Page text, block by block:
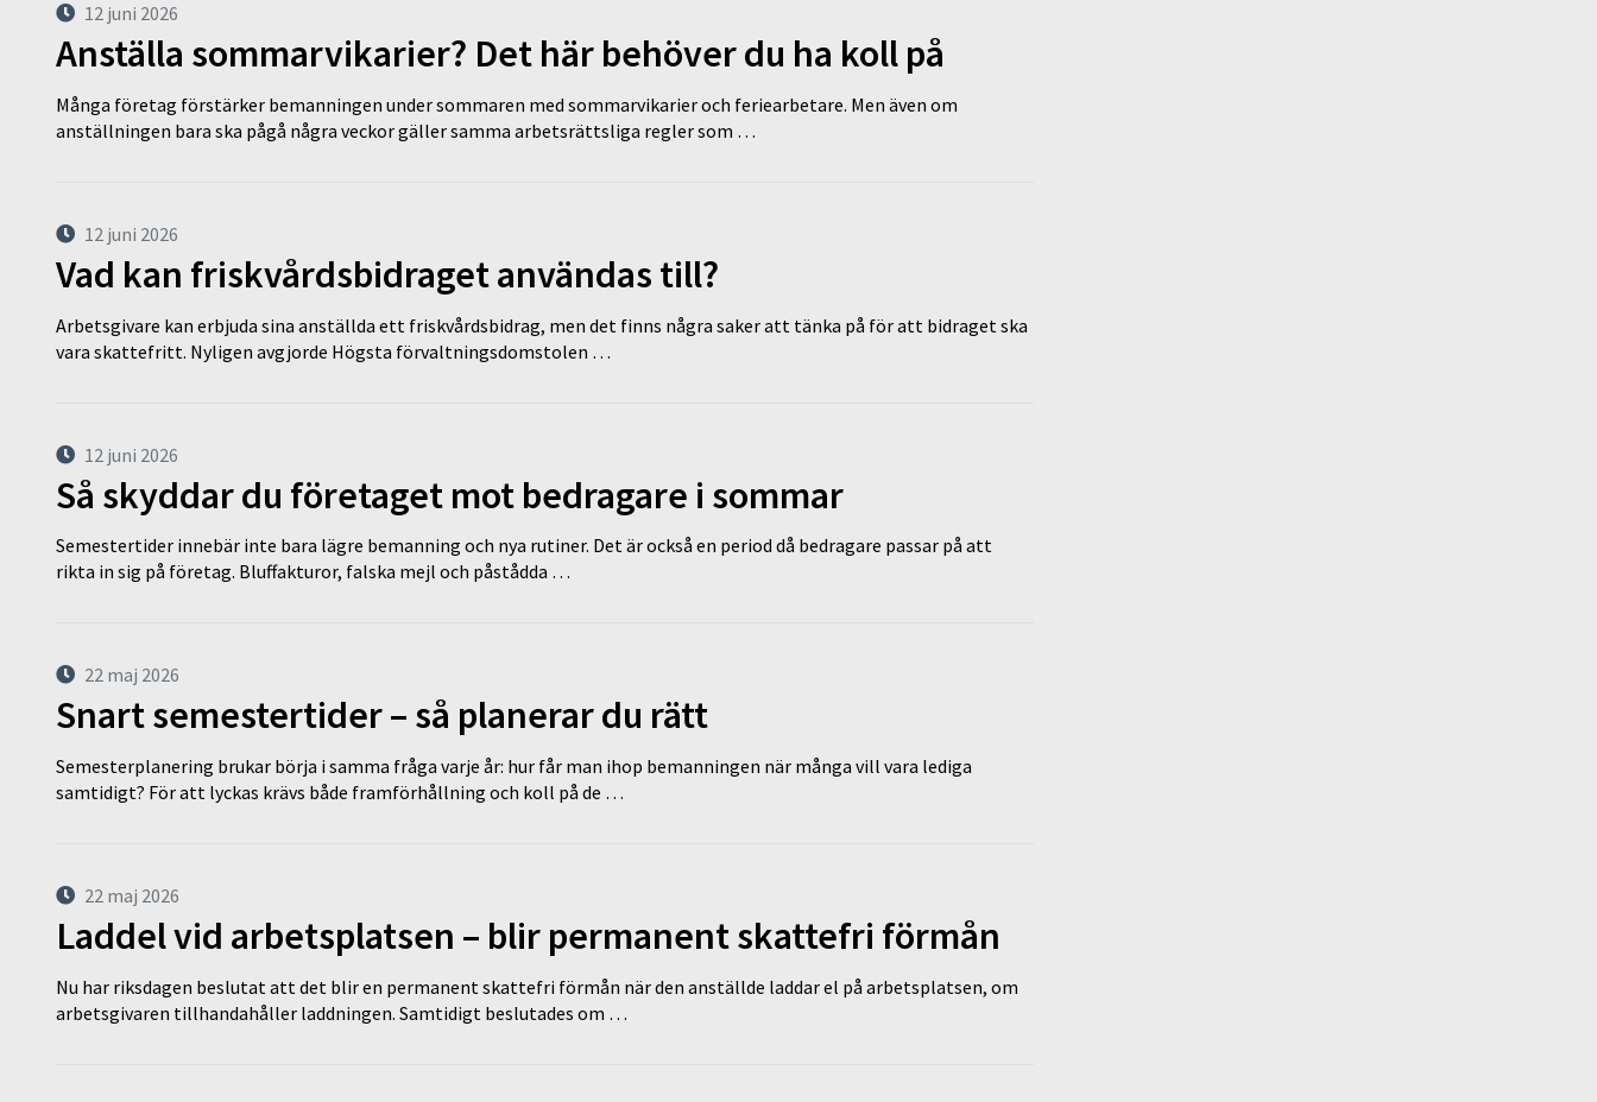
12 juni 2026
Anställa sommarvikarier? Det här behöver du ha koll på
Många företag förstärker bemanningen under sommaren med sommarvikarier och feriearbetare. Men även om
anställningen bara ska pågå några veckor gäller samma arbetsrättsliga regler som …
12 juni 2026
Vad kan friskvårdsbidraget användas till?
Arbetsgivare kan erbjuda sina anställda ett friskvårdsbidrag, men det finns några saker att tänka på för att bidraget ska
vara skattefritt. Nyligen avgjorde Högsta förvaltningsdomstolen …
12 juni 2026
Så skyddar du företaget mot bedragare i sommar
Semestertider innebär inte bara lägre bemanning och nya rutiner. Det är också en period då bedragare passar på att
rikta in sig på företag. Bluffakturor, falska mejl och påstådda …
22 maj 2026
Snart semestertider – så planerar du rätt
Semesterplanering brukar börja i samma fråga varje år: hur får man ihop bemanningen när många vill vara lediga
samtidigt? För att lyckas krävs både framförhållning och koll på de …
22 maj 2026
Laddel vid arbetsplatsen – blir permanent skattefri förmån
Nu har riksdagen beslutat att det blir en permanent skattefri förmån när den anställde laddar el på arbetsplatsen, om
arbetsgivaren tillhandahåller laddningen. Samtidigt beslutades om …